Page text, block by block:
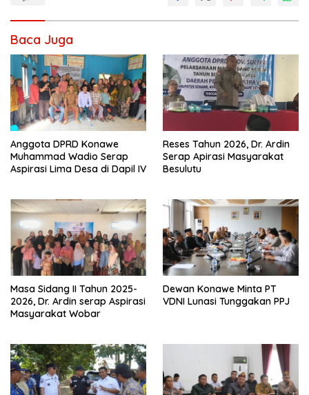
Baca Juga
Anggota DPRD Konawe
Muhammad Wadio Serap
Aspirasi Lima Desa di Dapil IV
Reses Tahun 2026, Dr. Ardin
Serap Apirasi Masyarakat
Besulutu
Masa Sidang II Tahun 2025-
2026, Dr. Ardin serap Aspirasi
Masyarakat Wobar
Dewan Konawe Minta PT
VDNI Lunasi Tunggakan PPJ